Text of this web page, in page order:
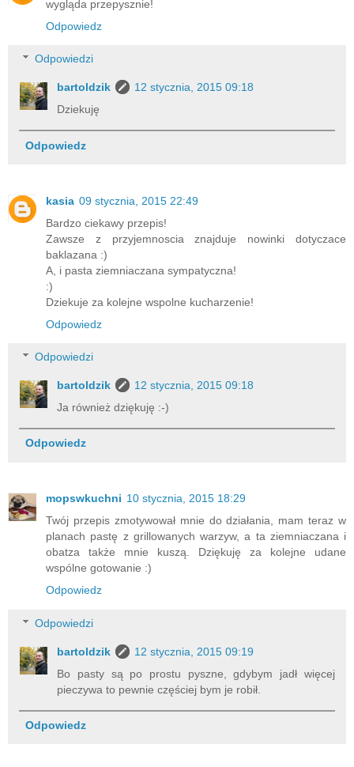
wygląda przepysznie!
Odpowiedz
Odpowiedzi
bartoldzik
12 stycznia, 2015 09:18
Dziekuję
Odpowiedz
kasia 09 stycznia, 2015 22:49
Bardzo ciekawy przepis!
Zawsze z przyjemnoscia znajduje nowinki dotyczace
baklazana :)
A, i pasta ziemniaczana sympatyczna!
:)
Dziekuje za kolejne wspolne kucharzenie!
Odpowiedz
Odpowiedzi
bartoldzik
12 stycznia, 2015 09:18
Ja również dziękuję :-)
Odpowiedz
mopswkuchni 10 stycznia, 2015 18:29
Twój przepis zmotywował mnie do działania, mam teraz w
planach pastę z grillowanych warzyw, a ta ziemniaczana i
obatza także mnie kuszą. Dziękuję za kolejne udane
wspólne gotowanie :)
Odpowiedz
Odpowiedzi
bartoldzik
12 stycznia, 2015 09:19
Bo pasty są po prostu pyszne, gdybym jadł więcej
pieczywa to pewnie częściej bym je robił.
Odpowiedz